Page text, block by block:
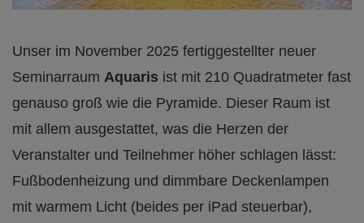
Unser im November 2025 fertiggestellter neuer
Seminarraum Aquaris ist mit 210 Quadratmeter fast
genauso groß wie die Pyramide. Dieser Raum ist
mit allem ausgestattet, was die Herzen der
Veranstalter und Teilnehmer höher schlagen lässt:
Fußbodenheizung und dimmbare Deckenlampen
mit warmem Licht (beides per iPad steuerbar),